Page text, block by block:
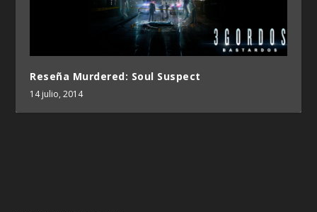
Reseña Murdered: Soul Suspect
14 julio, 2014